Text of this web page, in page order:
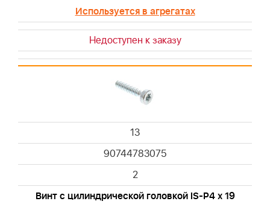
Используется в агрегатах
Недоступен к заказу
13
90744783075
2
Винт с цилиндрической головкой IS-Р4 х 19